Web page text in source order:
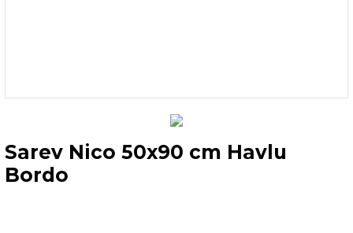
Sarev Nico 50x90 cm Havlu
Bordo